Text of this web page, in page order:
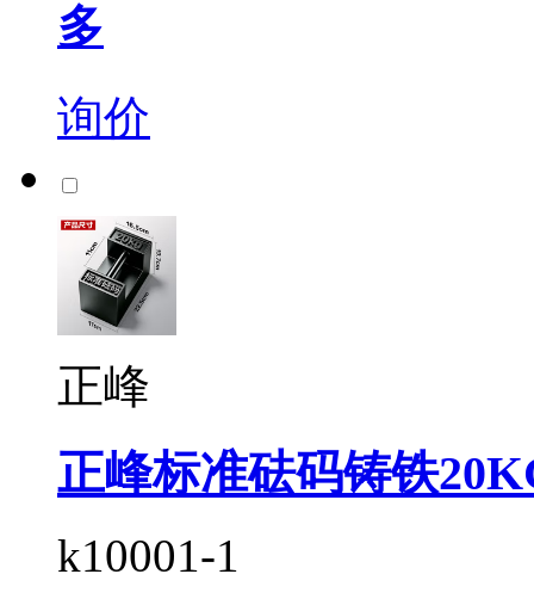
多
询价
正峰
正峰标准砝码铸铁
k10001-1